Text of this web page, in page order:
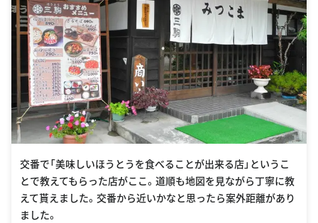
交番で「美味しいほうとうを食べることが出来る店」というこ
とで教えてもらった店がここ。道順も地図を見ながら丁寧に教
えて貰えました。交番から近いかなと思ったら案外距離があり
ました。